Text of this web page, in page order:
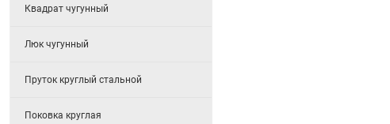
Квадрат чугунный
Люк чугунный
Пруток круглый стальной
Поковка круглая